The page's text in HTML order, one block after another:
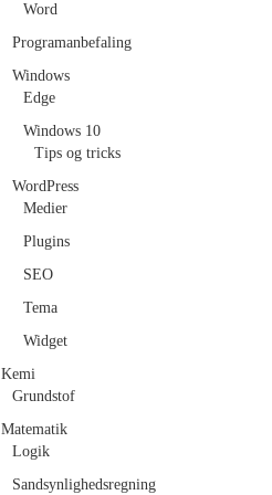
Word
Programanbefaling
Windows
Edge
Windows 10
Tips og tricks
WordPress
Medier
Plugins
SEO
Tema
Widget
Kemi
Grundstof
Matematik
Logik
Sandsynlighedsregning